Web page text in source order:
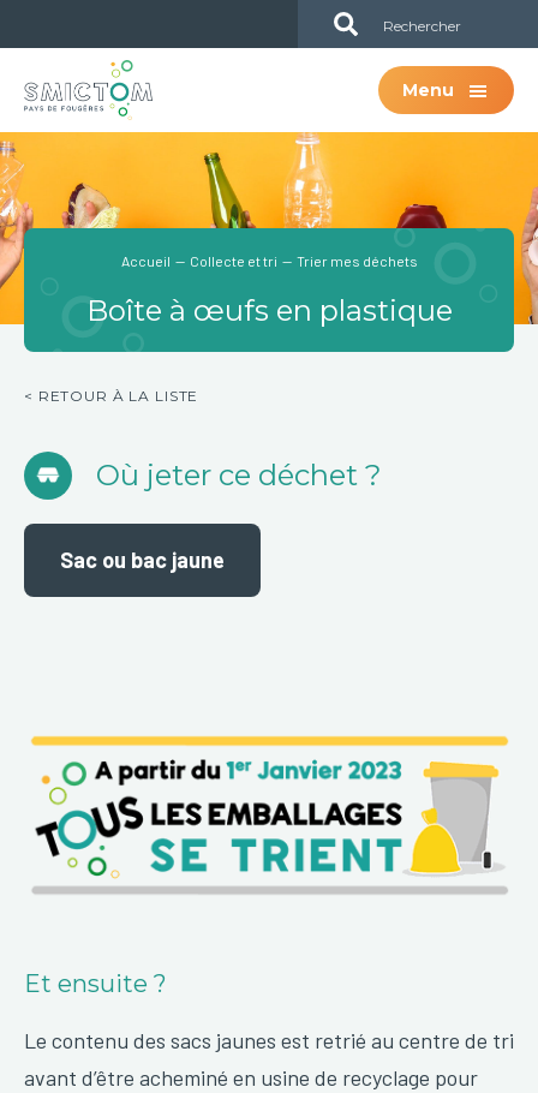
au
contenu
principal
à
barre
latérale
principale
Sub
Header
Menu
Boîte à œufs en plastique
Accueil — Collecte et tri — Trier mes déchets
< RETOUR À LA LISTE
Où jeter ce déchet ?
Sac ou bac jaune
Et ensuite ?
Le contenu des sacs jaunes est retrié au centre de tri
avant d’être acheminé en usine de recyclage pour